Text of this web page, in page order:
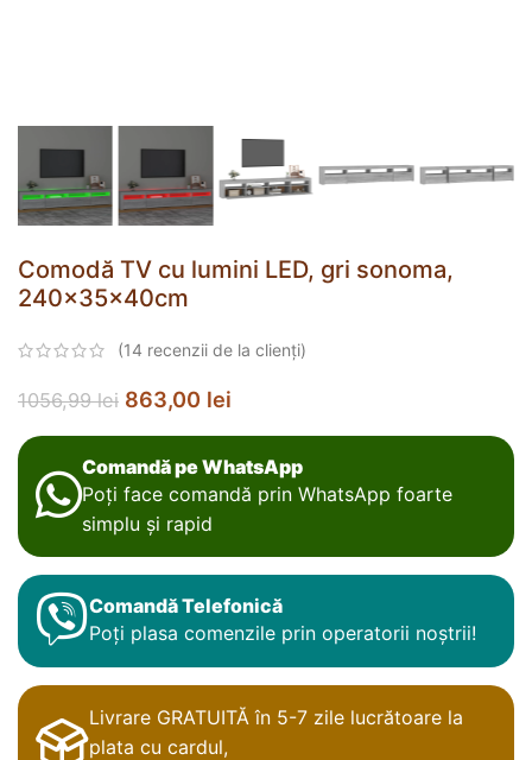
Comodă TV cu lumini LED, gri sonoma,
240x35x40cm
(14 recenzii de la clienți)
1056,99lei 863,00 lei
Comandă pe WhatsApp
Poți face comandă prin WhatsApp foarte
simplu și rapid
Comandă Telefonică
Poți plasa comenzile prin operatorii noștrii!
Livrare GRATUITĂ în 5-7 zile lucrătoare la
plata cu cardul,